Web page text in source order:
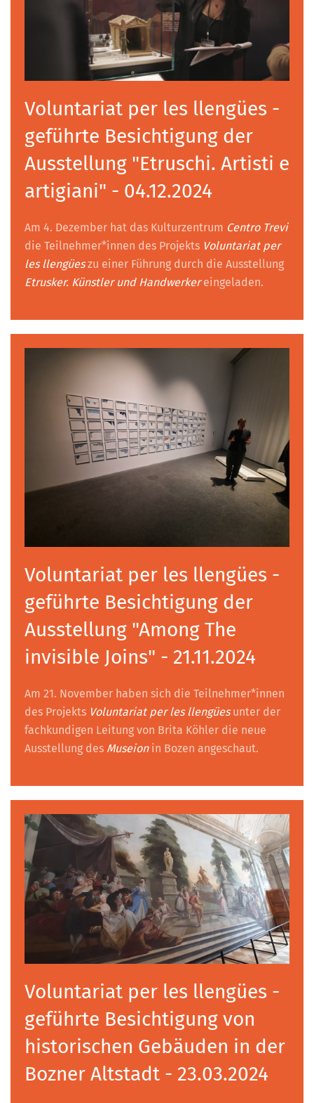
Voluntariat per les llengües -
geführte Besichtigung der
Ausstellung "Etruschi. Artisti e
artigiani" - 04.12.2024
Am 4. Dezember hat das Kulturzentrum Centro Trevi
die Teilnehmer*innen des Projekts Voluntariat per
les llengüeszu einer Führung durch die Ausstellung
Etrusker. Künstler und Handwerkereingeladen.
Voluntariat per les llengües -
geführte Besichtigung der
Ausstellung "Among The
invisible Joins" - 21.11.2024
Am 21. November haben sich die Teilnehmer*innen
des Projekts Voluntariat per les llengüesunter der
fachkundigen Leitung von Brita Köhler die neue
Ausstellung des Museionin Bozen angeschaut.
Voluntariat per les llengües -
geführte Besichtigung von
historischen Gebäuden in der
Bozner Altstadt - 23.03.2024